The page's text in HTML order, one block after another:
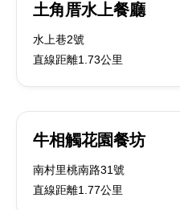
土角厝水上餐廳
水上巷2號
直線距離1.73公里
牛相觸花園餐坊
南村里桃南路31號
直線距離1.77公里